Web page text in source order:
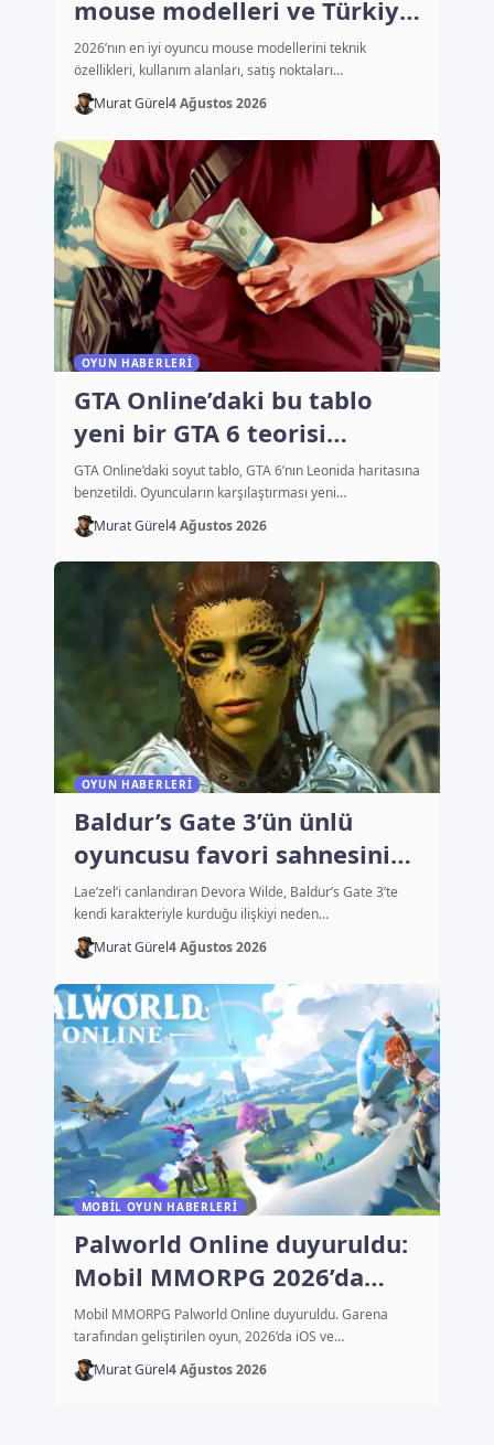
mouse modelleri ve Türkiye
fiyatları
2026’nın en iyi oyuncu mouse modellerini teknik
özellikleri, kullanım alanları, satış noktaları…
Murat Gürel4 Ağustos 2026
OYUN HABERLERI
GTA Online’daki bu tablo
yeni bir GTA 6 teorisi
başlattı
GTA Online’daki soyut tablo, GTA 6’nın Leonida haritasına
benzetildi. Oyuncuların karşılaştırması yeni…
Murat Gürel4 Ağustos 2026
OYUN HABERLERI
Baldur’s Gate 3’ün ünlü
oyuncusu favori sahnesini
açıkladı
Lae’zel’i canlandıran Devora Wilde, Baldur’s Gate 3’te
kendi karakteriyle kurduğu ilişkiyi neden…
Murat Gürel4 Ağustos 2026
MOBIL OYUN HABERLERI
Palworld Online duyuruldu:
Mobil MMORPG 2026’da
çıkacak
Mobil MMORPG Palworld Online duyuruldu. Garena
tarafından geliştirilen oyun, 2026’da iOS ve…
Murat Gürel4 Ağustos 2026